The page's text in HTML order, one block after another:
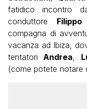
fatidico incontro
conduttore
compagna di
vacanza ad Ibiza,
tentatoriAndrea,
(come potete notare